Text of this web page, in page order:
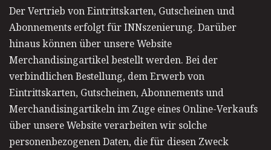
Der Vertrieb von Eintrittskarten, Gutscheinen und
Abonnements erfolgt für INNszenierung. Darüber
hinaus können über unsere Website
Merchandisingartikel bestellt werden. Bei der
verbindlichen Bestellung, dem Erwerb von
Eintrittskarten, Gutscheinen, Abonnements und
Merchandisingartikeln im Zuge eines Online-Verkaufs
über unsere Website verarbeiten wir solche
personenbezogenen Daten, die für diesen Zweck